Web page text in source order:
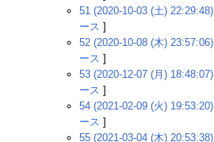
51 (2020-10-03 (土) 22:29:48)
ース ]
52 (2020-10-08 (木) 23:57:06)
ース ]
53 (2020-12-07 (月) 18:48:07)
ース ]
54 (2021-02-09 (火) 19:53:20)
ース ]
55 (2021-03-04 (木) 20:53:38)